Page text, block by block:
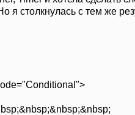
столкнулась с тем же